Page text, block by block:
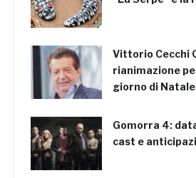
Vittorio Cecchi
rianimazione
giorno di Natale
Gomorra 4:
cast e